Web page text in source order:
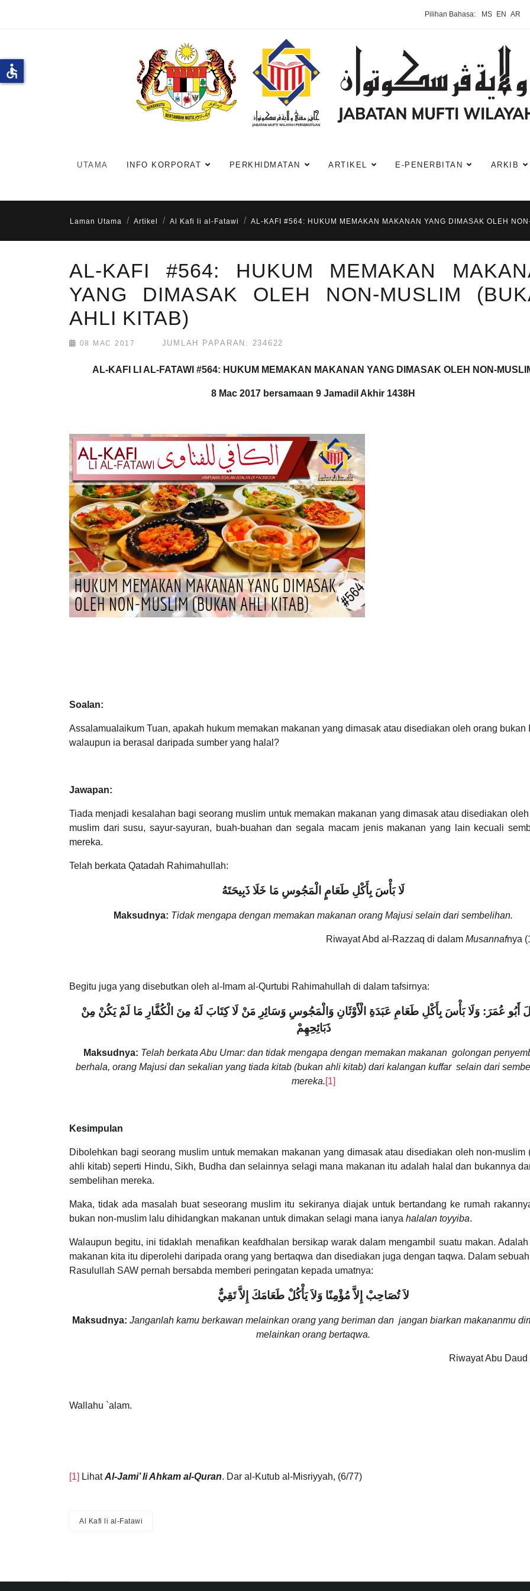
Pilihan Bahasa: MS EN AR
UTAMA INFO KORPORAT PERKHIDMATAN ARTIKEL E-PENERBITAN ARKIB
Laman Utama Artikel Al Kafi li al-Fatawi AL-KAFI #564: HUKUM MEMAKAN MAKANAN YANG DIMASAK OLEH
AL-KAFI #564: HUKUM MEMAKAN
YANG DIMASAK OLEH NON-MUSLIM
AHLI KITAB)
08 MAC 2017 JUMLAH PAPARAN: 234622
AL-KAFI LI AL-FATAWI #564: HUKUM MEMAKAN MAKANAN YANG DIMASAK OLEH NON-
8 Mac 2017 bersamaan 9 Jamadil Akhir 1438H
Soalan:
Assalamualaikum Tuan, apakah hukum memakan makanan yang dimasak atau disediakan oleh orang bukan
walaupun ia berasal daripada sumber yang halal?
Jawapan:
Tiada menjadi kesalahan bagi seorang muslim untuk memakan makanan yang dimasak atau disediakan
muslim dari susu, sayur-sayuran, buah-buahan dan segala macam jenis makanan yang lain kecuali
mereka.
Telah berkata Qatadah Rahimahullah:
لَا بَأْسَ بِأَكْلِ طَعَامٍ الْمَجُوسِ مَا خَلَا ذَبِيحَتَهُ
Maksudnya: Tidak mengapa dengan memakan makanan orang Majusi selain dari sembelihan.
Riwayat Abd al-Razzaq di dalam Musannafnya
Begitu juga yang disebutkan oleh al-Imam al-Qurtubi Rahimahullah di dalam tafsirnya:
أَبُو عُمَرَ: وَلَا بَأْسَ بِأَكْلِ طَعَامِ عَبَدَةِ الْأَوْثَانِ وَالْمَجُوسِ وَسَائِرِ مَنْ لَا كِتَابَ لَهُ مِنَ الْكُفَّارِ مَا لَمْ يَكُنْ مِنْ
ذَبَائِحِهِمْ
Maksudnya: Telah berkata Abu Umar: dan tidak mengapa dengan memakan makanan golongan
berhala, orang Majusi dan sekalian yang tiada kitab (bukan ahli kitab) dari kalangan kuffar selain dari
mereka.[1]
Kesimpulan
Dibolehkan bagi seorang muslim untuk memakan makanan yang dimasak atau disediakan oleh non-muslim
ahli kitab) seperti Hindu, Sikh, Budha dan selainnya selagi mana makanan itu adalah halal dan bukannya
sembelihan mereka.
Maka, tidak ada masalah buat seseorang muslim itu sekiranya diajak untuk bertandang ke rumah
bukan non-muslim lalu dihidangkan makanan untuk dimakan selagi mana ianya halalan toyyiba.
Walaupun begitu, ini tidaklah menafikan keafdhalan bersikap warak dalam mengambil suatu makan. Adalah
makanan kita itu diperolehi daripada orang yang bertaqwa dan disediakan juga dengan taqwa. Dalam
Rasulullah SAW pernah bersabda memberi peringatan kepada umatnya:
لاَ تُصَاحِبْ إِلاَّ مُؤْمِنًا وَلاَ يَأْكُلْ طَعَامَكَ إِلاَّ تَقِيٌّ
Maksudnya: Janganlah kamu berkawan melainkan orang yang beriman dan jangan biarkan makananmu
melainkan orang bertaqwa.
Riwayat Abu Daud
Wallahu `alam.
[1] LihatAl-Jami’ li Ahkam al-Quran. Dar al-Kutub al-Misriyyah, (6/77)
Al Kafi li al-Fatawi
accessible